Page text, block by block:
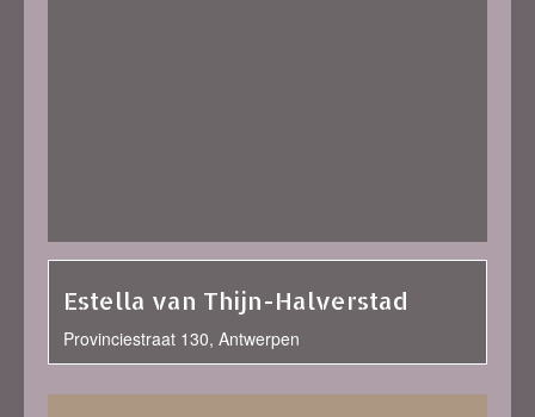
Estella van Thijn-Halverstad
Provinciestraat 130, Antwerpen